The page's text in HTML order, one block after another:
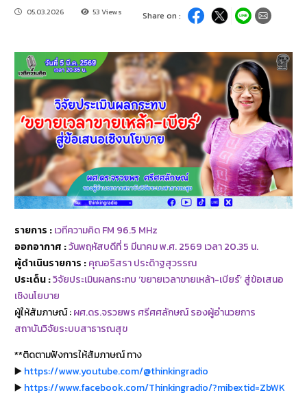
05.03.2026 53 Views Share on :
รายการ :เวทีความคิด FM 96.5 MHz
ออกอากาศ :วันพฤหัสบดีที่ 5 มีนาคม พ.ศ. 2569 เวลา 20.35 น.
ผู้ดำเนินรายการ :คุณอริสรา ประดิาฐสุวรรณ
ประเด็น :วิจัยประเมินผลกระทบ ‘ขยายเวลาขายเหล้า-เบียร์’ สู่ข้อเสนอ
เชิงนโยบาย
ผู้ให้สัมภาษณ์ :ผศ.ดร.จรวยพร ศรีศศลักษณ์ รองผู้อำนวยการ
สถาบันวิจัยระบบสาธารณสุข
**ติดตามฟังการให้สัมภาษณ์ ทาง
▶️https://www.youtube.com/@thinkingradio
▶️https://www.facebook.com/Thinkingradio/?mibextid=ZbWK